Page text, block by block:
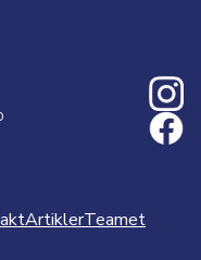
ArtiklerTeamet